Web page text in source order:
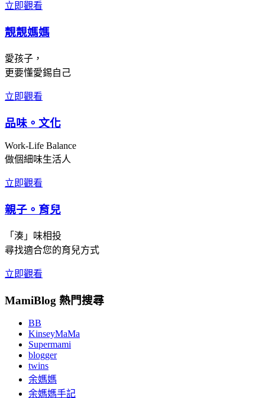
立即觀看
靚靚媽媽
愛孩子，
更要懂愛錫自己
立即觀看
品味。文化
Work-Life Balance
做個細味生活人
立即觀看
親子。育兒
「湊」味相投
尋找適合您的育兒方式
立即觀看
MamiBlog 熱門搜尋
BB
KinseyMaMa
Supermami
blogger
twins
余媽媽
余媽媽手記